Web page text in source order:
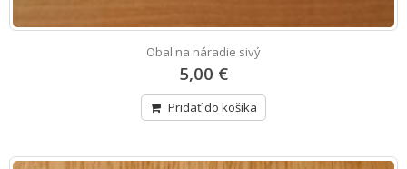
Obal na náradie sivý
5,00 €
Pridať do košíka